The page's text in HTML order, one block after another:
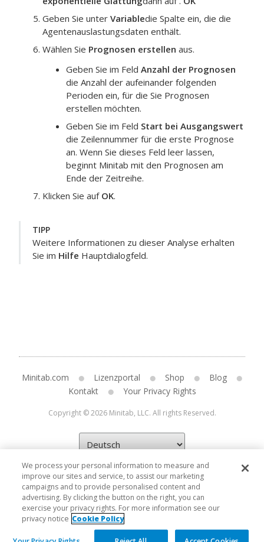
Geben Sie unter Variabledie Spalte ein, die die
Agentenauslastungsdaten enthält.
Wählen Sie Prognosen erstellen aus.
Geben Sie im Feld Anzahl der Prognosen
die Anzahl der aufeinander folgenden
Perioden ein, für die Sie Prognosen
erstellen möchten.
Geben Sie im Feld Start bei Ausgangswert
die Zeilennummer für die erste Prognose
an. Wenn Sie dieses Feld leer lassen,
beginnt Minitab mit den Prognosen am
Ende der Zeitreihe.
Klicken Sie auf OK.
TIPP
Weitere Informationen zu dieser Analyse erhalten
Sie im Hilfe Hauptdialogfeld.
Minitab.com Lizenzportal Shop
Blog
Kontakt
Your Privacy Rights
Copyright © 2026 Minitab, LLC. All rights Reserved.
We process your personal information to measure and
improve our sites and service, to assist our marketing
campaigns and to provide personalised content and
advertising. By clicking the button on the right, you can
exercise your privacy rights. For more information see our
privacy notice Cookie Policy